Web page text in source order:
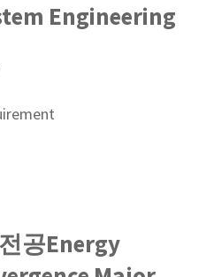
Engineering
공Energy